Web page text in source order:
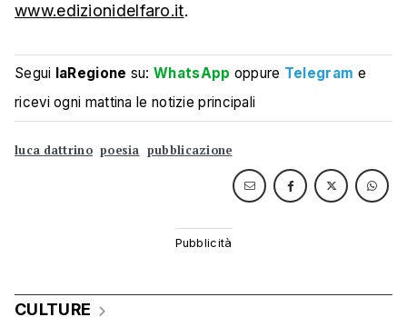
www.edizionidelfaro.it.
Segui laRegione su:WhatsApp oppure Telegram e
ricevi ogni mattina le notizie principali
luca dattrino poesia pubblicazione
CULTURE